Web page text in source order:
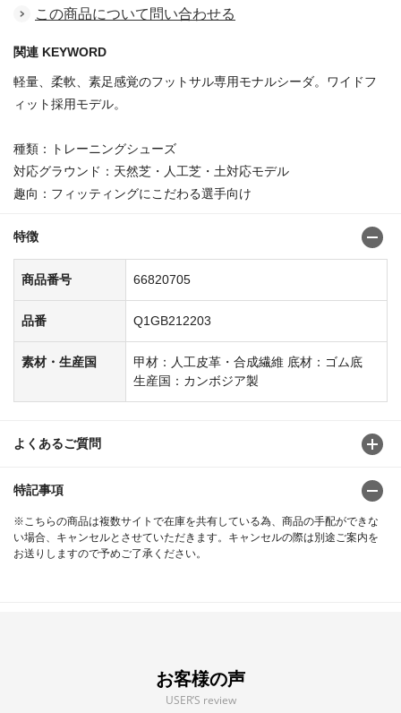
この商品について問い合わせる
関連 KEYWORD
軽量、柔軟、素足感覚のフットサル専用モナルシーダ。ワイドフ
ィット採用モデル。
種類：トレーニングシューズ
対応グラウンド：天然芝・人工芝・土対応モデル
趣向：フィッティングにこだわる選手向け
特徴
商品番号 66820705
品番 Q1GB212203
素材・生産国
甲材：人工皮革・合成繊維 底材：ゴム底
生産国：カンボジア製
よくあるご質問
特記事項
※こちらの商品は複数サイトで在庫を共有している為、商品の手配ができな
い場合、キャンセルとさせていただきます。キャンセルの際は別途ご案内を
お送りしますので予めご了承ください。
お客様の声
USER’S review